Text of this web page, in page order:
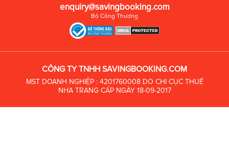
enquiry@savingbooking.com
Bộ Công Thương
CÔNG TY TNHH SAVINGBOOKING.COM
MST DOANH NGHIỆP : 4201760008 DO CHI CỤC THUẾ
NHA TRANG CẤP NGÀY 18-09-2017